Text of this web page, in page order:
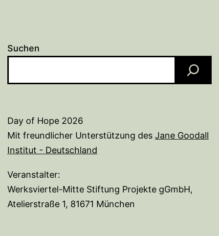
Suchen
Day of Hope 2026
Mit freundlicher Unterstützung des Jane Goodall
Institut - Deutschland
Veranstalter:
Werksviertel-Mitte Stiftung Projekte gGmbH,
Atelierstraße 1, 81671 München